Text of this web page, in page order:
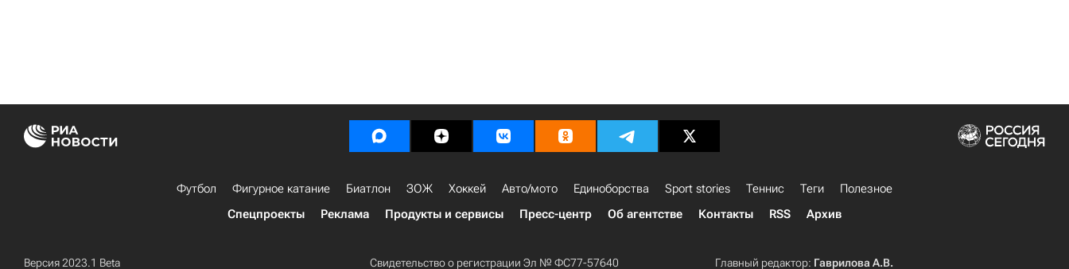
Футбол Фигурное катание Биатлон ЗОЖ Хоккей Авто/мото Единоборства Sport stories Теннис Теги
Полезное
Спецпроекты
Реклама Продукты и сервисы Пресс-центр Об агентстве Контакты RSS Архив
Версия 2023.1 Beta Свидетельство о регистрации Эл № ФС77-57640 Главный редактор: Гаврилова А.В.